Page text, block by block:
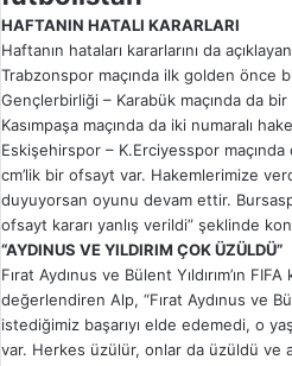
HAFTANIN HATALI KARARLARI
Haftanın hataları kararlarını da
Trabzonspor maçında ilk golden önce
Gençlerbirliği – Karabük maçında da bir
Kasımpaşa maçında da iki numaralı
Eskişehirspor – K.Erciyesspor maçında
cm’lik bir ofsayt var. Hakemlerimize
duyuyorsan oyunu devam ettir.
ofsayt kararı yanlış verildi” şeklinde
“AYDINUS VE YILDIRIM ÇOK ÜZÜLDÜ”
Fırat Aydınus ve Bülent Yıldırım’ın
değerlendiren Alp, “Fırat Aydınus ve
istediğimiz başarıyı elde edemedi, o
var. Herkes üzülür, onlar da üzüldü ve